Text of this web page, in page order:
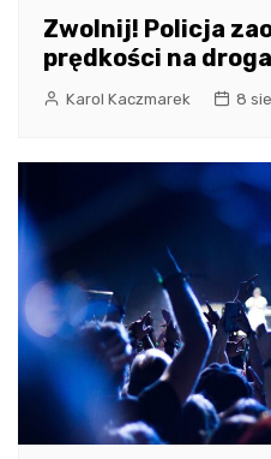
Zwolnij! Policja
prędkości na
Karol Kaczmarek 8